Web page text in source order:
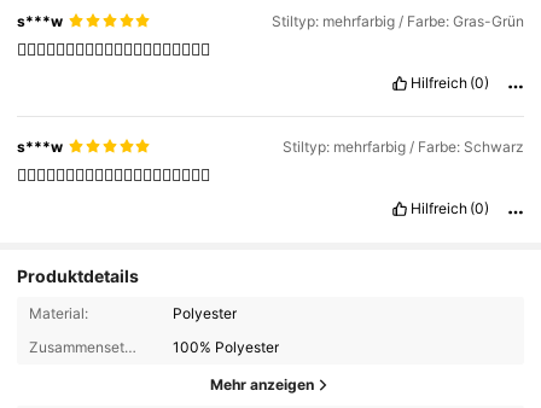
s***w Stiltyp: mehrfarbig / Farbe: Gras-Grün
👍🏻👍🏻👍🏻👍🏻👍🏻👍🏻👍🏻👍🏻👍🏻👍🏻
Hilfreich (0)
s***w Stiltyp: mehrfarbig / Farbe: Schwarz
👍🏻👍🏻👍🏻👍🏻👍🏻👍🏻👍🏻👍🏻👍🏻👍🏻
Hilfreich (0)
Produktdetails
Material:
Polyester
Zusammensetzung:
100% Polyester
Mehr anzeigen